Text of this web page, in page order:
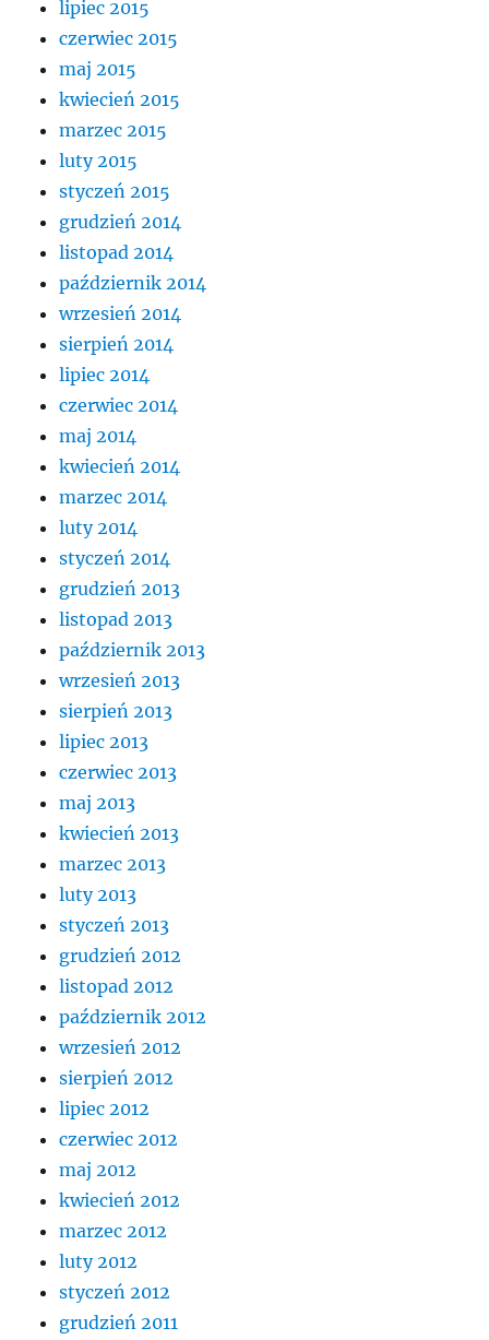
lipiec 2015
czerwiec 2015
maj 2015
kwiecień 2015
marzec 2015
luty 2015
styczeń 2015
grudzień 2014
listopad 2014
październik 2014
wrzesień 2014
sierpień 2014
lipiec 2014
czerwiec 2014
maj 2014
kwiecień 2014
marzec 2014
luty 2014
styczeń 2014
grudzień 2013
listopad 2013
październik 2013
wrzesień 2013
sierpień 2013
lipiec 2013
czerwiec 2013
maj 2013
kwiecień 2013
marzec 2013
luty 2013
styczeń 2013
grudzień 2012
listopad 2012
październik 2012
wrzesień 2012
sierpień 2012
lipiec 2012
czerwiec 2012
maj 2012
kwiecień 2012
marzec 2012
luty 2012
styczeń 2012
grudzień 2011